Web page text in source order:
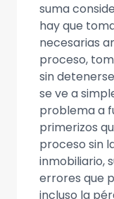
suma
hay que
necesarias
proceso,
sin
se ve a
problema a
primerizos
proceso sin
inmobiliario,
errores que
incluso la